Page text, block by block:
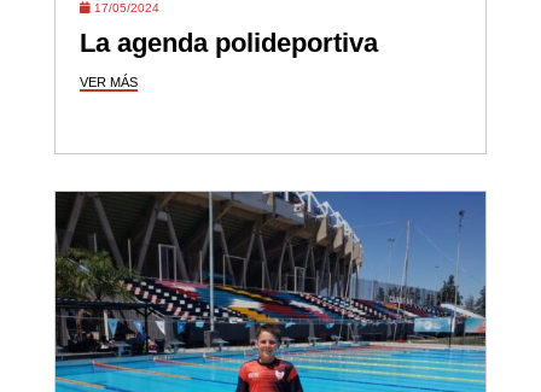
17/05/2024
La agenda polideportiva
VER MÁS